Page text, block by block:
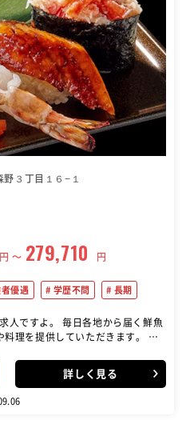
３丁目１６−１
円 〜 279,710 円
者優遇 学歴不問 長期
各地から届く鮮魚
理を提供していただきます。 対
詳しく見る